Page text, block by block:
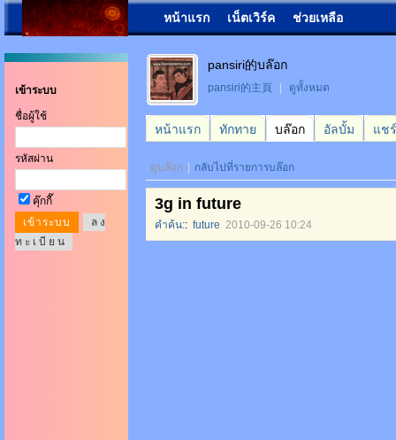
หน้าแรก เน็ตเวิร์ค ช่วยเหลือ
เข้าระบบ
ชื่อผู้ใช้
รหัสผ่าน
คุ๊กกี๊
ล ง
ท ะ เ บี ย น
pansiri的บล๊อก
pansiri的主頁 ดูทั้งหมด
หน้าแรก ทักทาย บล๊อก อัลบั้ม แชร์
ดูบล๊อก กลับไปที่รายการบล๊อก
3g in future
คำค้น:: future 2010-09-26 10:24